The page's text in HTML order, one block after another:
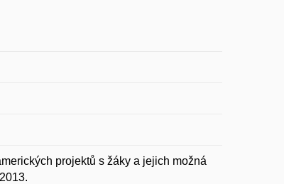
projektů s žáky a jejich možná